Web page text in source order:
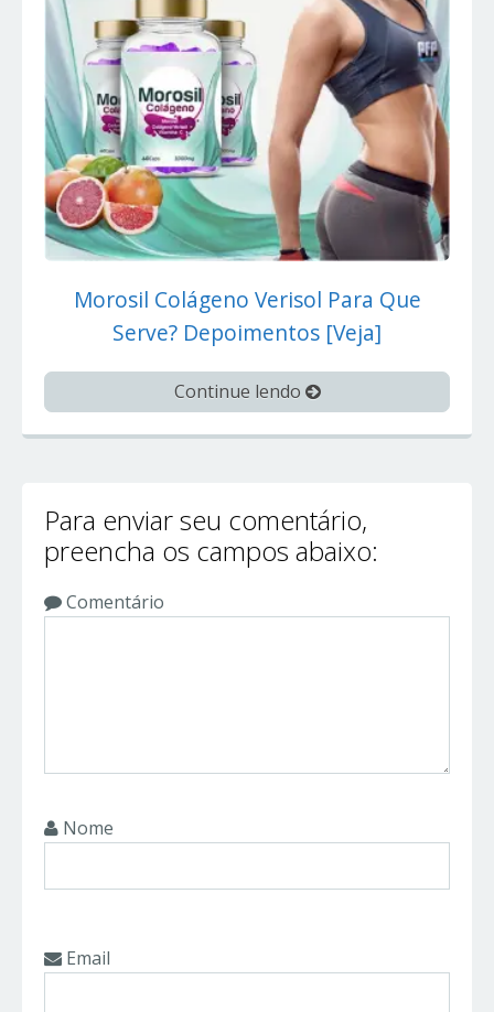
Morosil Colágeno Verisol Para Que
Serve? Depoimentos [Veja]
Continue lendo
Para enviar seu comentário,
preencha os campos abaixo:
Comentário
Nome
Email